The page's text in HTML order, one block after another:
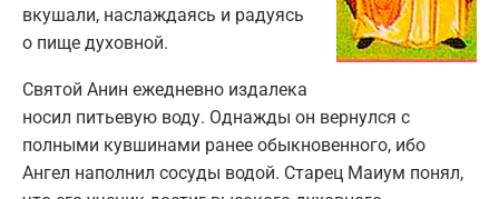
вкушали, наслаждаясь и радуясь
о пище духовной.
Святой Анин ежедневно издалека
носил питьевую воду. Однажды он вернулся с
полными кувшинами ранее обыкновенного, ибо
Ангел наполнил сосуды водой. Старец Маиум понял,